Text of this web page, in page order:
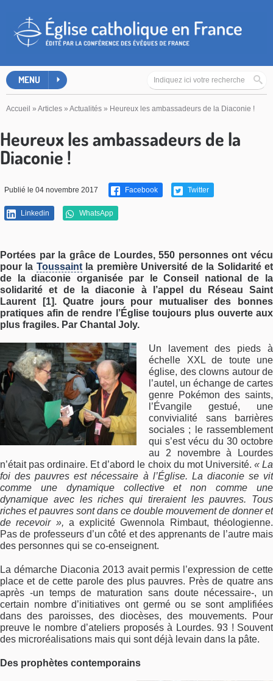
MENU
Accueil » Articles » Actualités » Heureux les ambassadeurs de la Diaconie !
Heureux les ambassadeurs de la
Diaconie !
Publié le 04 novembre 2017 Facebook Twitter
Linkedin WhatsApp
Portées par la grâce de Lourdes, 550 personnes ont vécu
pour la Toussaintla première Université de la Solidarité et
de la diaconie organisée par le Conseil national de la
solidarité et de la diaconie à l’appel du Réseau Saint
Laurent [1]. Quatre jours pour mutualiser des bonnes
pratiques afin de rendre l’Église toujours plus ouverte aux
plus fragiles. Par Chantal Joly.
Un lavement des pieds à
échelle XXL de toute une
église, des clowns autour de
l’autel, un échange de cartes
genre Pokémon des saints,
l’Évangile gestué, une
convivialité sans barrières
sociales ; le rassemblement
qui s’est vécu du 30 octobre
au 2 novembre à Lourdes
n’était pas ordinaire. Et d’abord le choix du mot Université. « La
foi des pauvres est nécessaire à l’Église. La diaconie se vit
comme une dynamique collective et non comme une
dynamique avec les riches qui tireraient les pauvres. Tous
riches et pauvres sont dans ce double mouvement de donner et
de recevoir », a explicité Gwennola Rimbaut, théologienne.
Pas de professeurs d’un côté et des apprenants de l’autre mais
des personnes qui se co-enseignent.
La démarche Diaconia 2013 avait permis l’expression de cette
place et de cette parole des plus pauvres. Près de quatre ans
après -un temps de maturation sans doute nécessaire-, un
certain nombre d’initiatives ont germé ou se sont amplifiées
dans des paroisses, des diocèses, des mouvements. Pour
preuve le nombre d’ateliers proposés à Lourdes. 93 ! Souvent
des microréalisations mais qui sont déjà levain dans la pâte.
Des prophètes contemporains